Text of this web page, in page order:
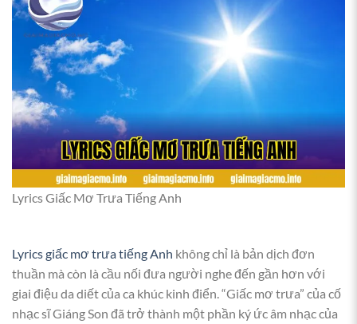
Lyrics Giấc Mơ Trưa Tiếng Anh
Lyrics giấc mơ trưa tiếng Anh không chỉ là bản dịch đơn
thuần mà còn là cầu nối đưa người nghe đến gần hơn với
giai điệu da diết của ca khúc kinh điển. “Giấc mơ trưa” của cố
nhạc sĩ Giáng Son đã trở thành một phần ký ức âm nhạc của